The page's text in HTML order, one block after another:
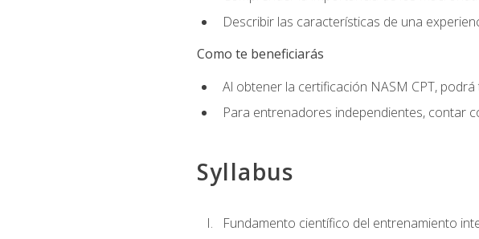
Describir las características de una
Como te beneficiarás
Al obtener la certificación NASM CPT,
Para entrenadores independientes, contar
Syllabus
Fundamento científico del entrenamiento